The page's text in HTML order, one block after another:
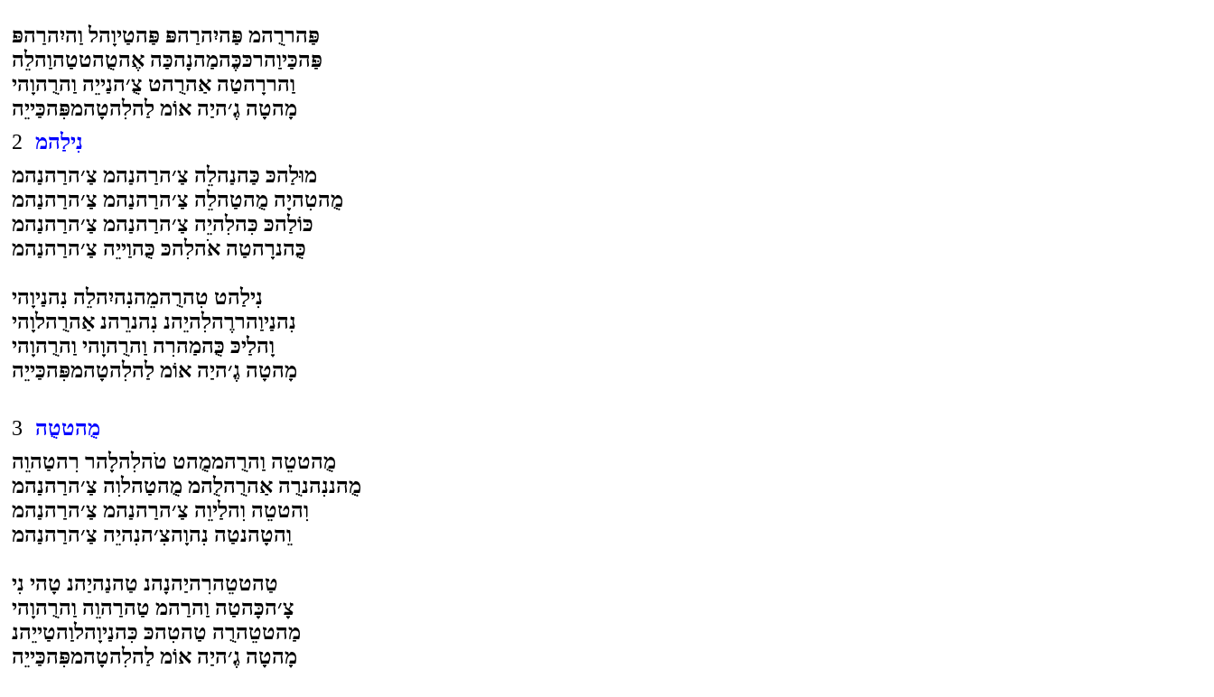
פַּהררֻהמ פַּהיִהרַהפּ פַּהטַיוָהל וַהיִהרַהפּ
פַּהכַּיוַהרכּכֶּהמַהנָהכַּה אֶהטֻהטטַהוַהלֵה
וַהררָהטַה אַהרֻהט צֻ׳הנַייֵה וַהרֻהוָהי
מָהטָה גֶ׳היַה אוֹמ לַהלִהטָהמפִּהכַּייֵה
2 נִילַהמ
מוּלַהכּ כַּהנַהלֵה צַ׳הרַהנַהמ צַ׳הרַהנַהמ
מֻהטִהיָה מֻהטַהלֵה צַ׳הרַהנַהמ צַ׳הרַהנַהמ
כּוֹלַהכּ כִּהלִהיֵה צַ׳הרַהנַהמ צַ׳הרַהנַהמ
כֻּהנרָהטַה אֹהלִהכּ כֻּהוַייֵה צַ׳הרַהנַהמ
נִילַהט טִהרֻהמֵהנִהיִהלֵה נִהנַיוָהי
נִהנַיוַהררֶהלִהיֵהנ נִהנרֵהנ אַהרֻהלוָהי
וָהלַיכּ כֻּהמַהרִה וַהרֻהוָהי וַהרֻהוָהי
מָהטָה גֶ׳היַה אוֹמ לַהלִהטָהמפִּהכַּייֵה
3
מֻהטטֻה
מֻהטטֵה וַהרֻהממֻהט טֹהלִהלָהר רִהטַהוֵה
מֻהננִהנרֻה אַהרֻהלֻהמ מֻהטַהלוִה צַ׳הרַהנַהמ
וִהטטֵה וִהלַיוֵה צַ׳הרַהנַהמ צַ׳הרַהנַהמ
וֵהטָהנטַה נִהוָהצִ׳הנִהיֵה צַ׳הרַהנַהמ
טַהטטֵהרִהיַהנָהנ טַהנַהיַהנ טָהי נִי
צָ׳הכָּהטַה וַהרַהמ טַהרַהוֵה וַהרֻהוָהי
מַהטטֵהרֻה טַהטִהכּ כִּהנַיוָהלוַהטַייֵהנ
מָהטָה גֶ׳היַה אוֹמ לַהלִהטָהמפִּהכַּייֵה